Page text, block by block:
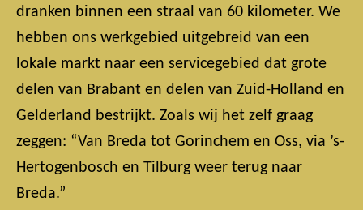
dranken binnen een straal van 60 kilometer. We
hebben ons werkgebied uitgebreid van een
lokale markt naar een servicegebied dat grote
delen van Brabant en delen van Zuid-Holland en
Gelderland bestrijkt. Zoals wij het zelf graag
zeggen: “Van Breda tot Gorinchem en Oss, via ’s-
Hertogenbosch en Tilburg weer terug naar
Breda.”